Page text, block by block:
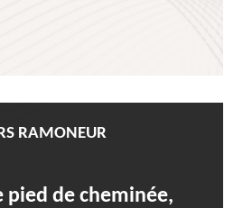
RAMONEUR
pied de cheminée,